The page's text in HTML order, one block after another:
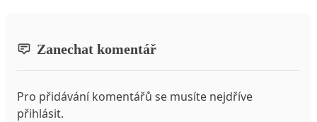
Zanechat komentář
Pro přidávání komentářů se musíte nejdříve
přihlásit.